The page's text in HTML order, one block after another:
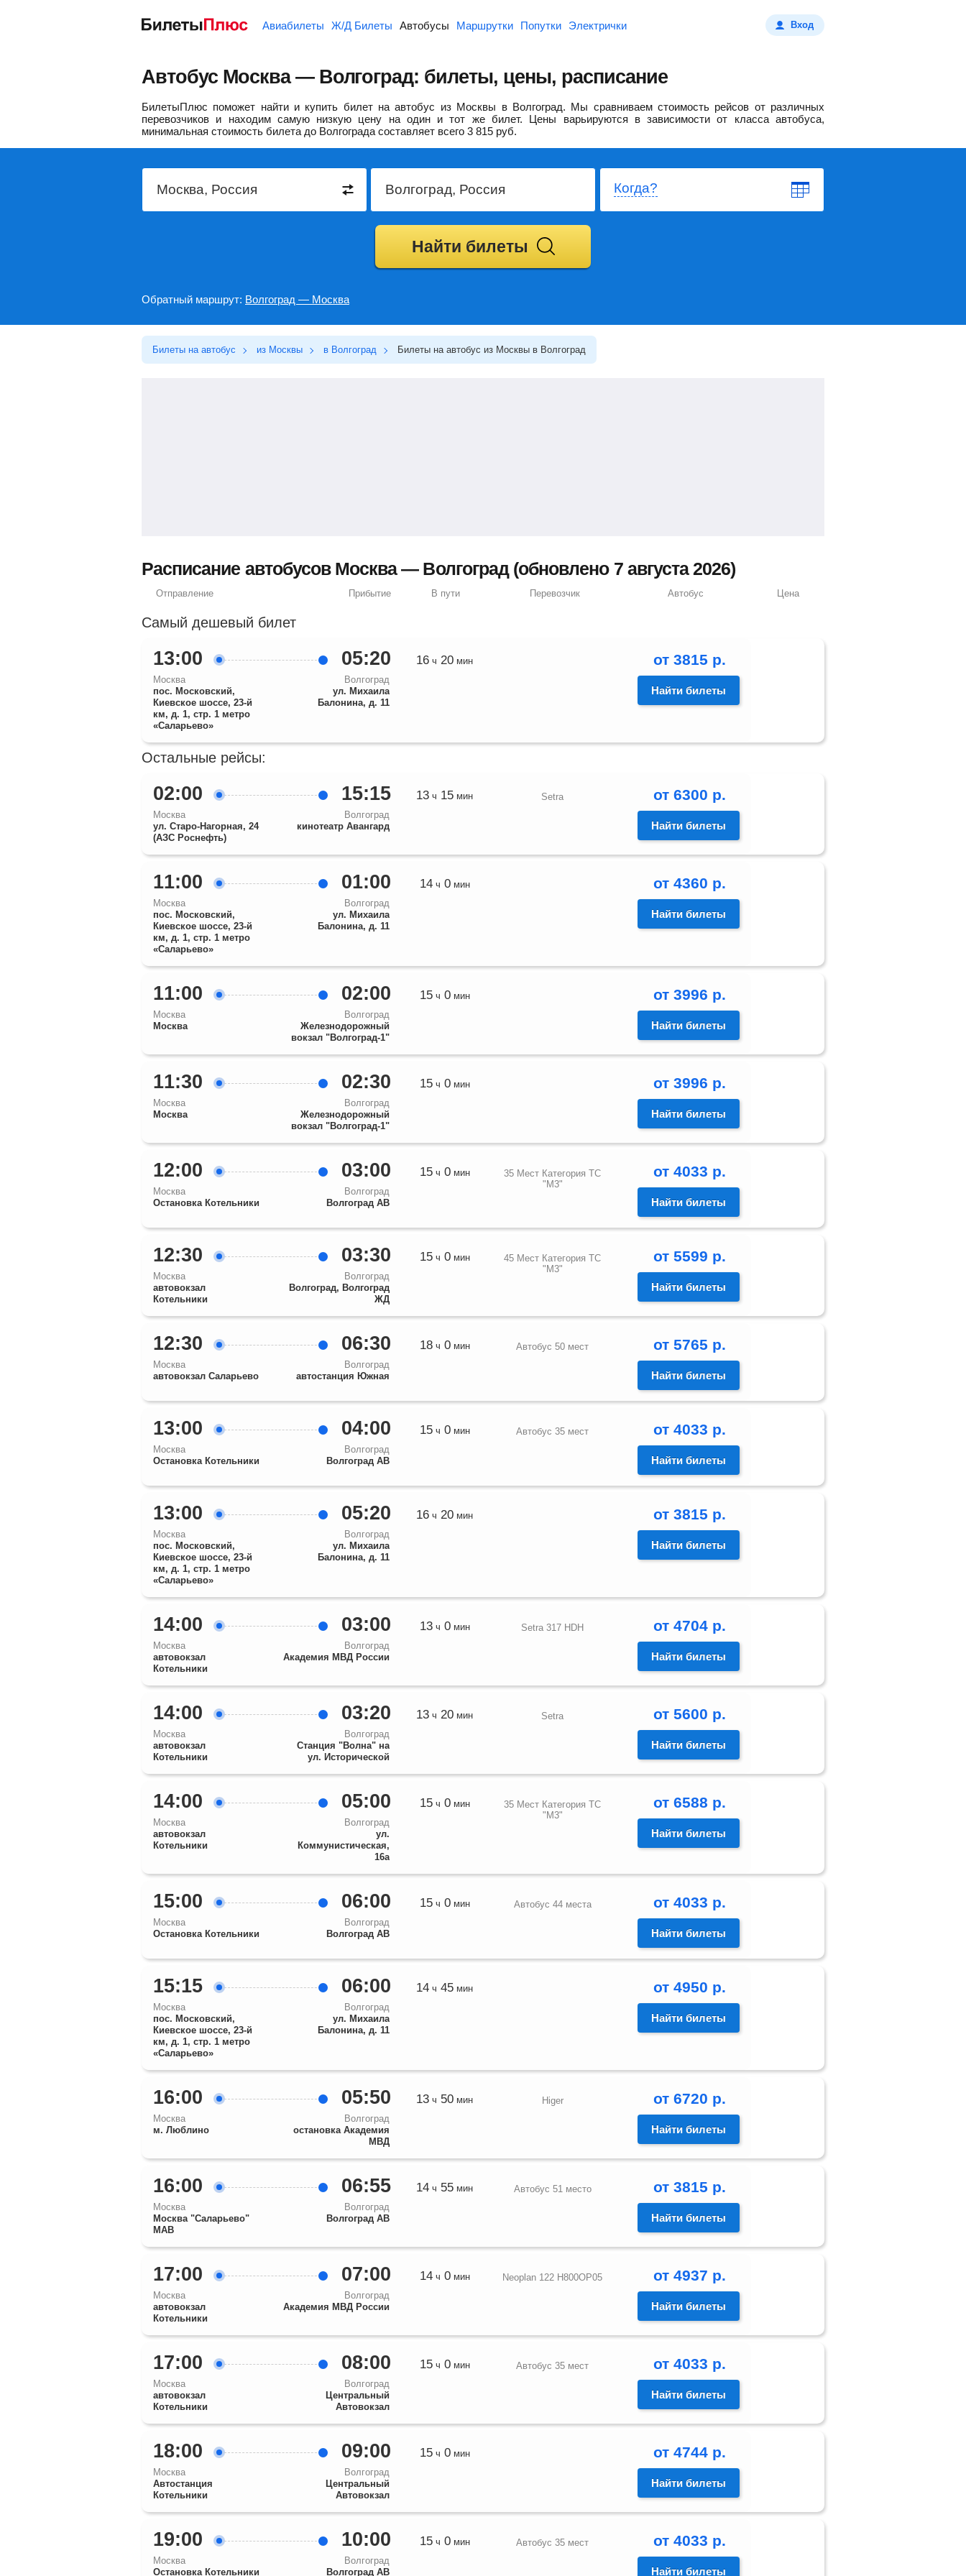
Авиабилеты Ж/Д Билеты Автобусы Маршрутки Попутки Электрички Вход
Автобус Москва — Волгоград: билеты, цены, расписание
БилетыПлюс поможет найти и купить билет на автобус из Москвы в Волгоград. Мы сравниваем стоимость рейсов от различных
перевозчиков и находим самую низкую цену на один и тот же билет. Цены варьируются в зависимости от класса автобуса,
минимальная стоимость билета до Волгограда составляет всего 3 815 руб.
Когда?
Найти билеты
Обратный маршрут: Волгоград — Москва
Билеты на автобус из Москвы в Волгоград Билеты на автобус из Москвы в Волгоград
Расписание автобусов Москва — Волгоград (обновлено 7 августа 2026)
Отправление Прибытие В пути Перевозчик Автобус Цена
Самый дешевый билет
13:00
Москва
пос. Московский,
Киевское шоссе, 23-й
км, д. 1, стр. 1 метро
«Саларьево»
05:20
Волгоград
ул. Михаила
Балонина, д. 11
16 ч 20 мин от 3815 р.
Найти билеты
Остальные рейсы:
02:00
Москва
ул. Старо-Нагорная, 24
(АЗС Роснефть)
15:15
Волгоград
кинотеатр Авангард
13 ч 15 мин Setra от 6300 р.
Найти билеты
11:00
Москва
пос. Московский,
Киевское шоссе, 23-й
км, д. 1, стр. 1 метро
«Саларьево»
01:00
Волгоград
ул. Михаила
Балонина, д. 11
14ч 0мин от 4360 р.
Найти билеты
11:00
Москва
Москва
02:00
Волгоград
Железнодорожный
вокзал "Волгоград-1"
15ч 0мин от 3996 р.
Найти билеты
11:30
Москва
Москва
02:30
Волгоград
Железнодорожный
вокзал "Волгоград-1"
15ч 0мин от 3996 р.
Найти билеты
12:00
Москва
Остановка Котельники
03:00
Волгоград
Волгоград АВ
15ч 0мин
35 Мест Категория ТС
"М3"
от 4033 р.
Найти билеты
12:30
Москва
автовокзал
Котельники
03:30
Волгоград
Волгоград, Волгоград
ЖД
15ч 0мин
45 Мест Категория ТС
"М3"
от 5599 р.
Найти билеты
12:30
Москва
автовокзал Саларьево
06:30
Волгоград
автостанция Южная
18ч 0мин Автобус 50 мест от 5765 р.
Найти билеты
13:00
Москва
Остановка Котельники
04:00
Волгоград
Волгоград АВ
15ч 0мин Автобус 35 мест от 4033 р.
Найти билеты
13:00
Москва
пос. Московский,
Киевское шоссе, 23-й
км, д. 1, стр. 1 метро
«Саларьево»
05:20
Волгоград
ул. Михаила
Балонина, д. 11
16 ч 20 мин от 3815 р.
Найти билеты
14:00
Москва
автовокзал
Котельники
03:00
Волгоград
Академия МВД России
13ч 0мин Setra 317 НDН от 4704 р.
Найти билеты
14:00
Москва
автовокзал
Котельники
03:20
Волгоград
Станция "Волна" на
ул. Исторической
13 ч 20 мин Setra от 5600 р.
Найти билеты
14:00
Москва
автовокзал
Котельники
05:00
Волгоград
ул.
Коммунистическая,
16а
15ч 0мин
35 Мест Категория ТС
"М3"
от 6588 р.
Найти билеты
15:00
Москва
Остановка Котельники
06:00
Волгоград
Волгоград АВ
15ч 0мин Автобус 44 места от 4033 р.
Найти билеты
15:15
Москва
пос. Московский,
Киевское шоссе, 23-й
км, д. 1, стр. 1 метро
«Саларьево»
06:00
Волгоград
ул. Михаила
Балонина, д. 11
14 ч 45 мин от 4950 р.
Найти билеты
16:00
Москва
м. Люблино
05:50
Волгоград
остановка Академия
МВД
13 ч 50 мин Higer от 6720 р.
Найти билеты
16:00
Москва
Москва "Саларьево"
МАВ
06:55
Волгоград
Волгоград АВ
14 ч 55 мин Автобус 51 место от 3815 р.
Найти билеты
17:00
Москва
автовокзал
Котельники
07:00
Волгоград
Академия МВД России
14ч 0мин Neoplan 122 Н800ОР05 от 4937 р.
Найти билеты
17:00
Москва
автовокзал
Котельники
08:00
Волгоград
Центральный
Автовокзал
15ч 0мин Автобус 35 мест от 4033 р.
Найти билеты
18:00
Москва
Автостанция
Котельники
09:00
Волгоград
Центральный
Автовокзал
15ч 0мин от 4744 р.
Найти билеты
19:00
Москва
Остановка Котельники
10:00
Волгоград
Волгоград АВ
15ч 0мин Автобус 35 мест от 4033 р.
Найти билеты